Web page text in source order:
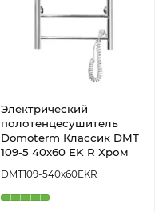
Электрический
полотенцесушитель
Domoterm Классик DMT
109-5 40x60 EK R Хром
DMT109-540x60EKR